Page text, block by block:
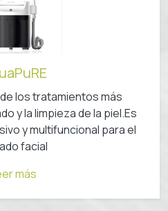
los tratamientos más
y la limpieza de la piel.Es
y multifuncional para el
facial
más